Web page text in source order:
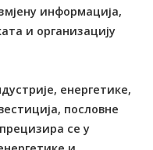
информација,
и организацију
енергетике,
пословне
се у